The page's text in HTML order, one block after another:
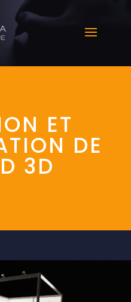
ET
DE
3D